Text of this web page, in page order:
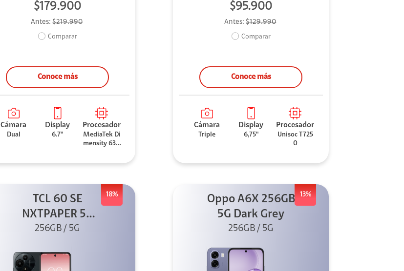
$179.900
Antes:$219.990
Comparar
Conoce más
Cámara
Dual
Display
6.7"
Procesador
MediaTek Di
mensity 630
$95.900
Antes:$129.990
Comparar
Conoce más
Cámara
Triple
Display
6,75"
Procesador
Unisoc T725
0
18%
TCL 60 SE
NXTPAPER 5G
256GB Gris +
256GB / 5G
13%
Oppo A6X 256GB
5G Dark Grey
256GB / 5G